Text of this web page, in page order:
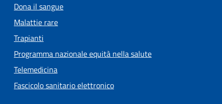
Dona il sangue
Malattie rare
Trapianti
Programma nazionale equità nella salute
Telemedicina
Fascicolo sanitario elettronico